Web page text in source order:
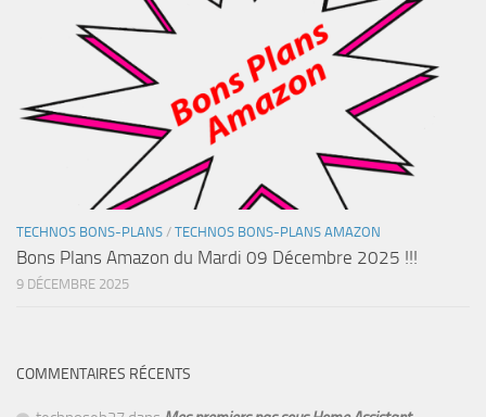
TECHNOS BONS-PLANS / TECHNOS BONS-PLANS AMAZON
Bons Plans Amazon du Mardi 09 Décembre 2025 !!!
9 DÉCEMBRE 2025
COMMENTAIRES RÉCENTS